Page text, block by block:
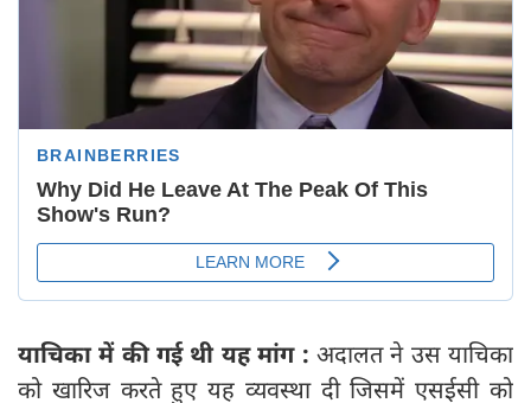
याचिका में की गई थी यह मांग : अदालत ने उस याचिका
को खारिज करते हुए यह व्यवस्था दी जिसमें एसईसी को